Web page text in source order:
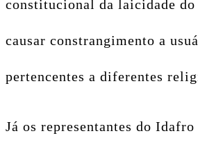
constitucional da laicidade do
causar constrangimento a
pertencentes a diferentes
Já os representantes do Idafro